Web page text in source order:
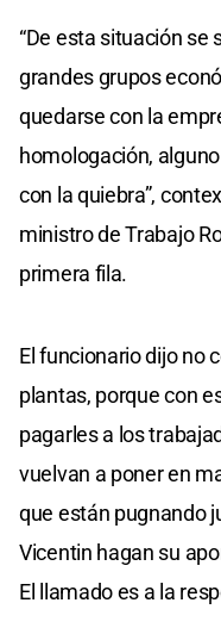
“De esta situación se
grandes grupos
quedarse con la
homologación,
con la quiebra”,
ministro de Trabajo
primera fila.
El funcionario dijo no
plantas, porque con
pagarles a los
vuelvan a poner en
que están pugnando
Vicentin hagan su
El llamado es a la